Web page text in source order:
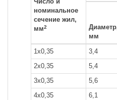
номинальное
сечение жил,
мм2
мм
1x0,35
3,4
2x0,35
5,4
3x0,35
5,6
4x0,35
6,1